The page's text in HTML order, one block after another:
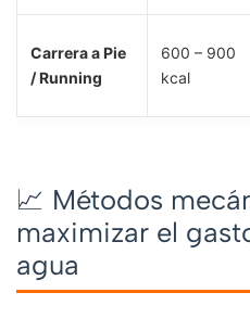
Carrera a Pie
/ Running
600 – 900
kcal
📈 Métodos
maximizar el
agua